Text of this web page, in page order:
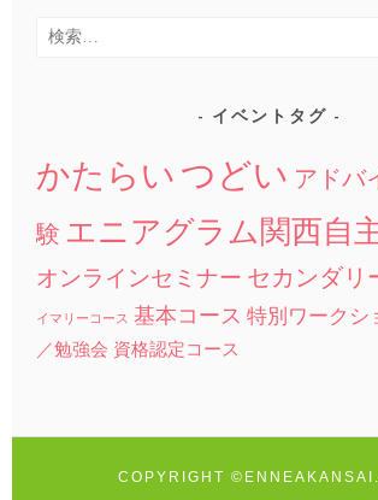
検
イベントタグ
かたらい つどい アドバ
験 エニアグラム関西自
オンラインセミナー セカンダリ
イマリーコース 基本コース 特別ワークシ
／勉強会 資格認定コース
COPYRIGHT